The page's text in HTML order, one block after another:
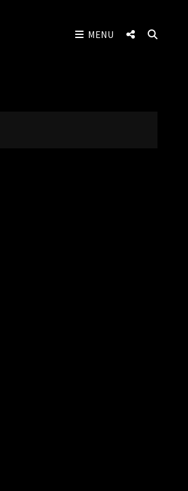
MENU
SOCIAL
MENU